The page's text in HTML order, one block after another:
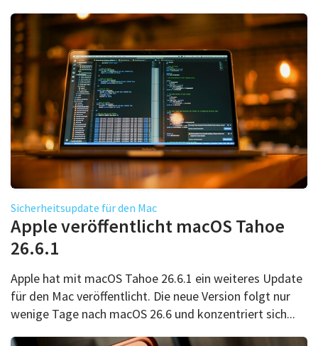
Sicherheitsupdate für den Mac
Apple veröffentlicht macOS Tahoe
26.6.1
Apple hat mit macOS Tahoe 26.6.1 ein weiteres Update
für den Mac veröffentlicht. Die neue Version folgt nur
wenige Tage nach macOS 26.6 und konzentriert sich...